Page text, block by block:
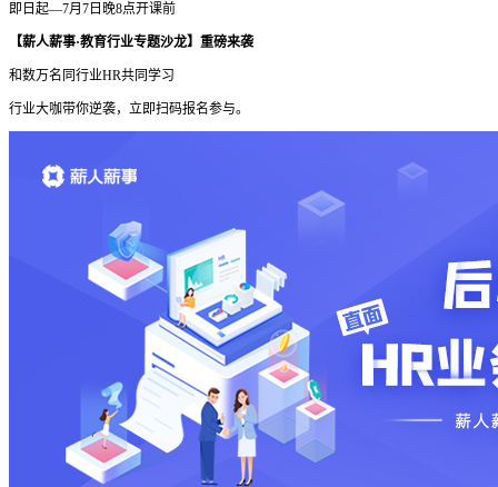
即日起—7月7日晚8点开课前
【薪人薪事·教育行业专题沙龙】重磅来袭
和数万名同行业HR共同学习
行业大咖带你逆袭，立即扫码报名参与。